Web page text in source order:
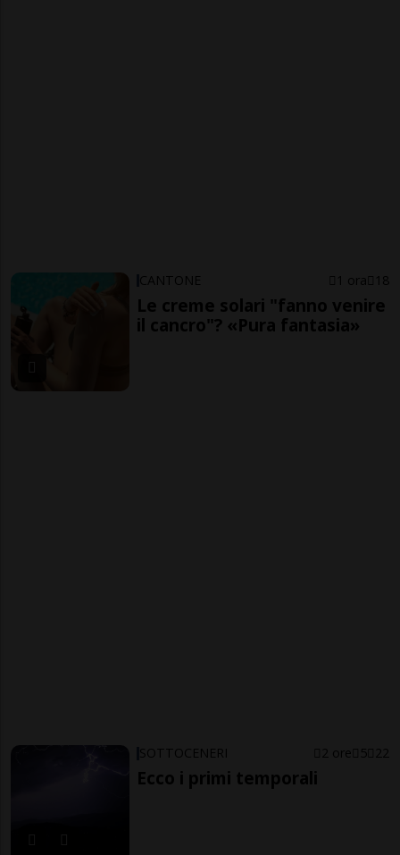
CANTONE 1 ora 18
Le creme solari "fanno venire
il cancro"? «Pura fantasia»
SOTTOCENERI 2 ore 5 22
Ecco i primi temporali